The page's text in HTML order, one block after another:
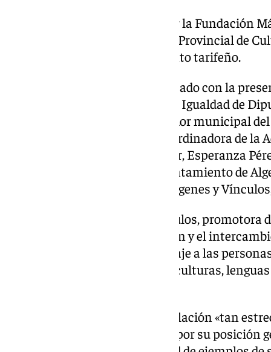
La muestra está organizada por la Fundación
coordinación con la Fundación Provincial de
la colaboración del Ayuntamiento tarifeño.
El acto de inauguración ha contado con la
de Servicios Sociales, Familias e Igualdad de
diputado provincial y coordinador municipal
Cultural, Ignacio Trujillo; la coordinadora de la
Estado en el Campo de Gibraltar, Esperanza
y delegada de Cultura en el Ayuntamiento de
presidente de la Fundación Márgenes y
La Fundación Márgenes y Vínculos, promotora
impacto positivo de la migración y el
Así, esta muestra es un homenaje a las
reconocimiento a la mezcla de culturas,
Paula Conesa ha explicado la relación «tan
con la migración, determinada por su posición